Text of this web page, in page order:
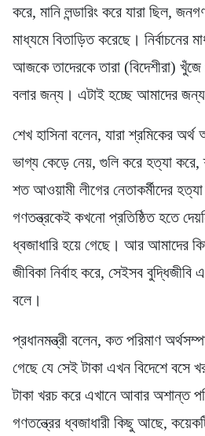
করে, মানি লন্ডারিং করে যারা ছিল,
মাধ্যমে বিতাড়িত করেছে। নির্বাচনের
আজকে তাদেরকে তারা (বিদেশীরা)
বলার জন্য। এটাই হচ্ছে আমাদের জন্য
শেখ হাসিনা বলেন, যারা শ্রমিকের
ভাগ্য কেড়ে নেয়, গুলি করে হত্যা করে,
শত আওয়ামী লীগের নেতাকর্মীদের
গণতন্ত্রকেই কখনো প্রতিষ্ঠিত হতে
ধ্বজাধারি হয়ে গেছে। আর আমাদের
জীবিকা নির্বাহ করে, সেইসব
বলে।
প্রধানমন্ত্রী বলেন, কত পরিমাণ
গেছে যে সেই টাকা এখন বিদেশে বসে
টাকা খরচ করে এখানে আবার অশান্ত
গণতন্ত্রের ধ্বজাধারী কিছু আছে,